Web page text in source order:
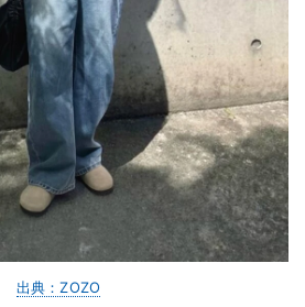
出典：ZOZO